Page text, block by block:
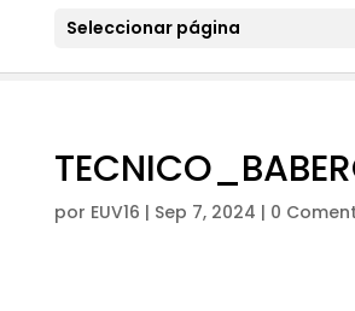
Seleccionar página
por EUV16 | Sep 7, 2024 | 0